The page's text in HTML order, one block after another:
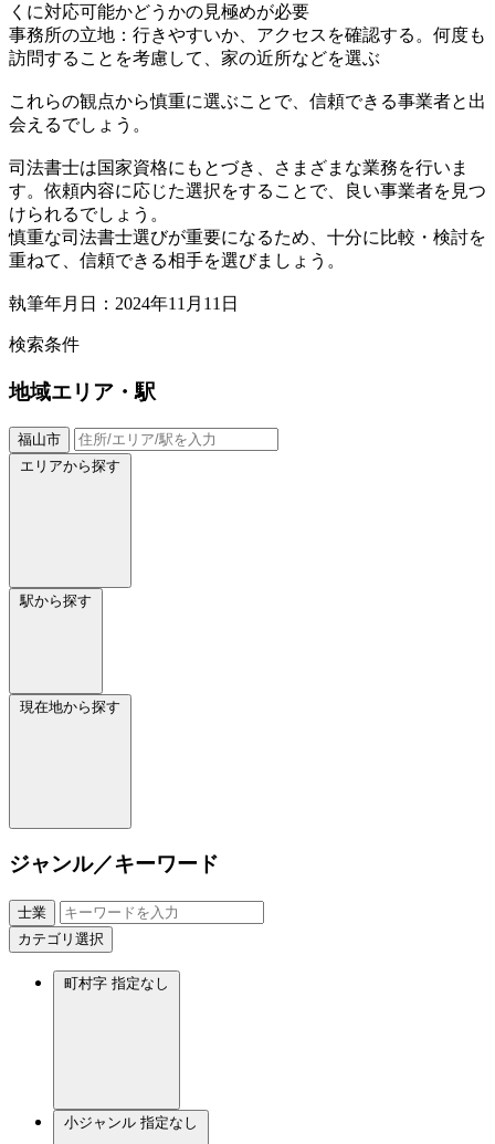
くに対応可能かどうかの見極めが必要
事務所の立地：行きやすいか、アクセスを確認する。何度も
訪問することを考慮して、家の近所などを選ぶ
これらの観点から慎重に選ぶことで、信頼できる事業者と出
会えるでしょう。
司法書士は国家資格にもとづき、さまざまな業務を行いま
す。依頼内容に応じた選択をすることで、良い事業者を見つ
けられるでしょう。
慎重な司法書士選びが重要になるため、十分に比較・検討を
重ねて、信頼できる相手を選びましょう。
執筆年月日：2024年11月11日
検索条件
地域エリア・駅
福山市
エリアから探す
駅から探す
現在地から探す
ジャンル／キーワード
士業
カテゴリ選択
町村字 指定なし
小ジャンル 指定なし